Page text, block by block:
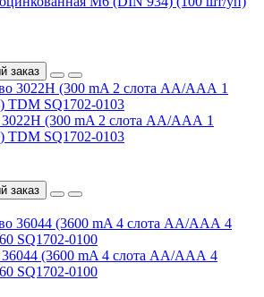
заказ
3022Н (300 mA 2 слота АА/ААА 1
TDM SQ1702-0103
заказ
36044 (3600 mA 4 слота АА/ААА 4
SQ1702-0100